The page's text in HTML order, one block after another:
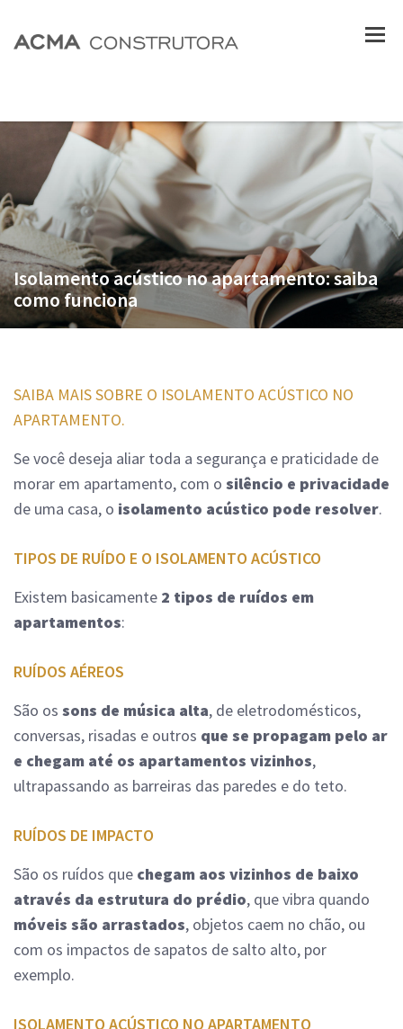
Isolamento acústico no apartamento: saiba
como funciona
SAIBA MAIS SOBRE O ISOLAMENTO ACÚSTICO NO
APARTAMENTO.
Se você deseja aliar toda a segurança e praticidade de
morar em apartamento, com o silêncio e privacidade
de uma casa, o isolamento acústico pode resolver.
TIPOS DE RUÍDO E O ISOLAMENTO ACÚSTICO
Existem basicamente 2 tipos de ruídos em
apartamentos:
RUÍDOS AÉREOS
São os sons de música alta, de eletrodomésticos,
conversas, risadas e outros que se propagam pelo ar
e chegam até os apartamentos vizinhos,
ultrapassando as barreiras das paredes e do teto.
RUÍDOS DE IMPACTO
São os ruídos que chegam aos vizinhos de baixo
através da estrutura do prédio, que vibra quando
móveis são arrastados, objetos caem no chão, ou
com os impactos de sapatos de salto alto, por
exemplo.
ISOLAMENTO ACÚSTICO NO APARTAMENTO